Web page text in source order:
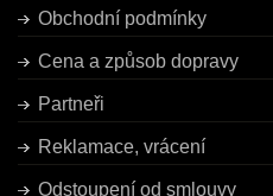
Obchodní podmínky
Cena a způsob dopravy
Partneři
Reklamace, vrácení
Odstoupení od smlouvy